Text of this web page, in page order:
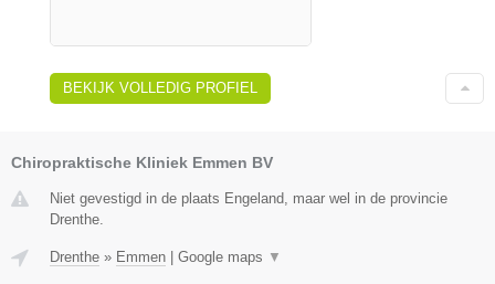
BEKIJK VOLLEDIG PROFIEL
Chiropraktische Kliniek Emmen BV
Niet gevestigd in de plaats Engeland, maar wel in de provincie
Drenthe.
Drenthe » Emmen | Google maps ▼